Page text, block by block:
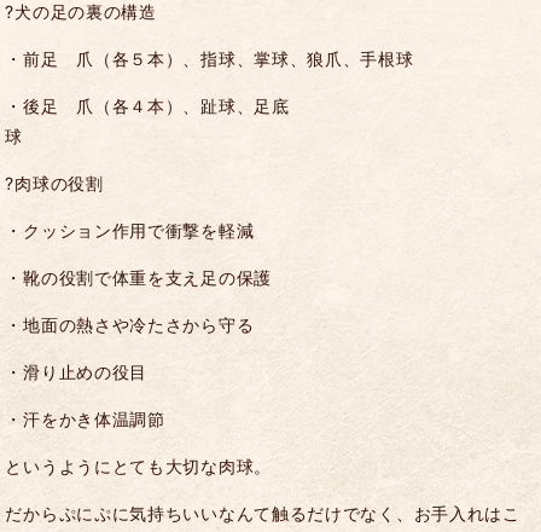
?犬の足の裏の構造
・前足 爪（各５本）、指球、掌球、狼爪、手根球
・後足 爪（各４本）、趾球、足底
?肉球の役割
・クッション作用で衝撃を軽減
・靴の役割で体重を支え足の保護
・地面の熱さや冷たさから守る
・滑り止めの役目
・汗をかき体温調節
というようにとても大切な肉球。
だからぷにぷに気持ちいいなんて触るだけでなく、お手入れはこ